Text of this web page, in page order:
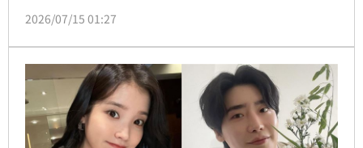
親密畫面，引發外界熱議，不過粉絲也認為，相關互動
宜君
2026/07/15 01:27